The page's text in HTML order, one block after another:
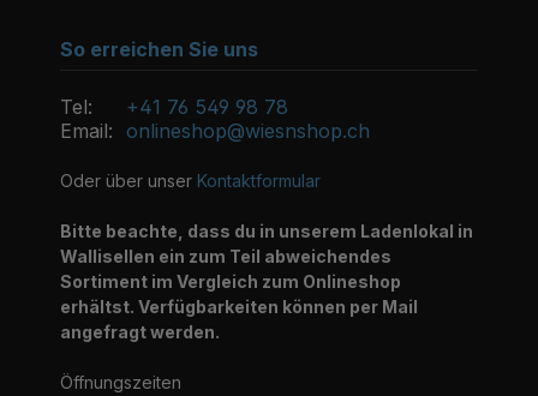
So erreichen Sie uns
Tel:
+41 76 549 98 78
Email: onlineshop@wiesnshop.ch
Oder über unser Kontaktformular
Bitte beachte, dass du in unserem Ladenlokal in
Wallisellen ein zum Teil abweichendes
Sortiment im Vergleich zum Onlineshop
erhältst. Verfügbarkeiten können per Mail
angefragt werden.
Öffnungszeiten